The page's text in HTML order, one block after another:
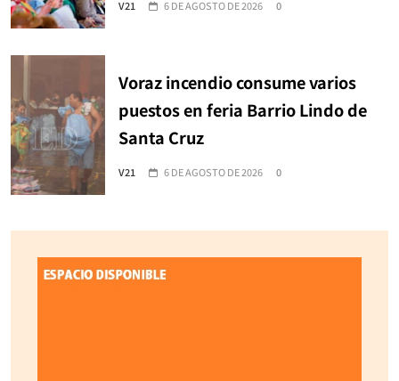
V21 6 DE AGOSTO DE 2026 0
Voraz incendio consume varios
puestos en feria Barrio Lindo de
Santa Cruz
V21 6 DE AGOSTO DE 2026 0